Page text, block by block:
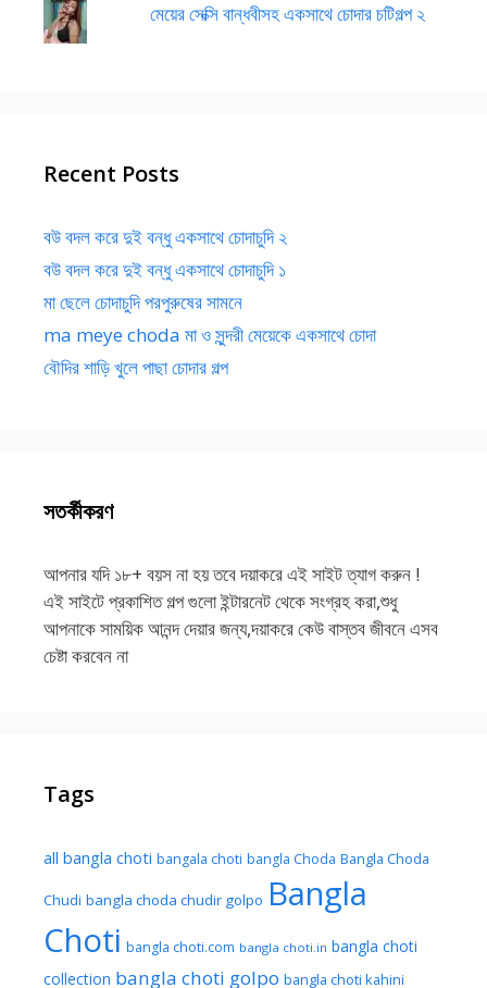
মেয়ের সেক্সি বান্ধবীসহ একসাথে চোদার চটিগল্প ২
Recent Posts
বউ বদল করে দুই বন্ধু একসাথে চোদাচুদি ২
বউ বদল করে দুই বন্ধু একসাথে চোদাচুদি ১
মা ছেলে চোদাচুদি পরপুরুষের সামনে
ma meye choda মা ও সুন্দরী মেয়েকে একসাথে চোদা
বৌদির শাড়ি খুলে পাছা চোদার গল্প
সতর্কীকরণ
আপনার যদি ১৮+ বয়স না হয় তবে দয়াকরে এই সাইট ত্যাগ করুন !
এই সাইটে প্রকাশিত গল্প গুলো ইন্টারনেট থেকে সংগ্রহ করা,শুধু
আপনাকে সাময়িক আনন্দ দেয়ার জন্য,দয়াকরে কেউ বাস্তব জীবনে এসব
চেষ্টা করবেন না
Tags
all bangla choti bangala choti bangla Choda Bangla Choda
Chudi bangla choda chudir golpo Bangla
Choti bangla choti.com bangla choti.in bangla choti
collection bangla choti golpo bangla choti kahini